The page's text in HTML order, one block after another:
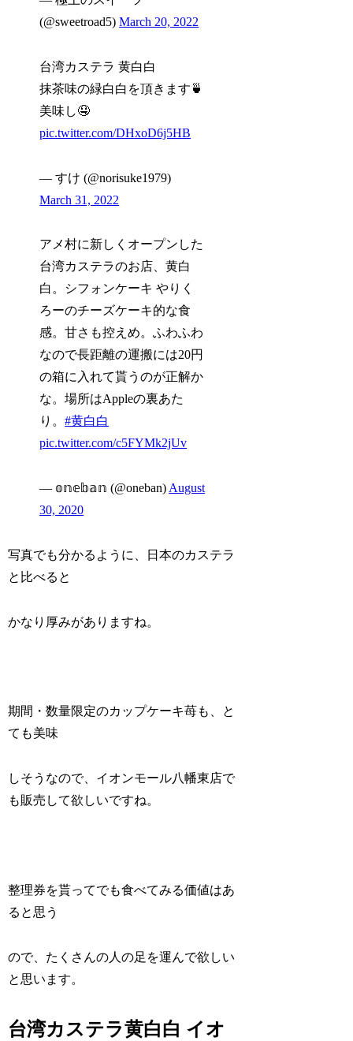
(@sweetroad5)March 20, 2022
台湾カステラ 黄白白
抹茶味の緑白白を頂きます🍵
美味し🤤
pic.twitter.com/DHxoD6j5HB
— すけ (@norisuke1979)
March 31, 2022
アメ村に新しくオープンした
台湾カステラのお店、黄白
白。シフォンケーキ やりく
ろーのチーズケーキ的な食
感。甘さも控えめ。ふわふわ
なので長距離の運搬には20円
の箱に入れて貰うのが正解か
な。場所はAppleの裏あた
り。#黄白白
pic.twitter.com/c5FYMk2jUv
— 𝕠𝕟𝕖𝕓𝕒𝕟 (@oneban) August
30, 2020
写真でも分かるように、日本のカステラ
と比べると
かなり厚みがありますね。
期間・数量限定のカップケーキ苺も、と
ても美味
しそうなので、イオンモール八幡東店で
も販売して欲しいですね。
整理券を貰ってでも食べてみる価値はあ
ると思う
ので、たくさんの人の足を運んで欲しい
と思います。
台湾カステラ黄白白 イオ